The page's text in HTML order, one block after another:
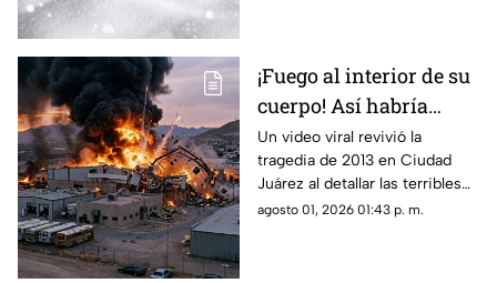
¡Fuego al interior de su
cuerpo! Así habría
muerto una de las
víctimas de la
explosión de una
maquiladora en Ciudad
Un video viral revivió la
tragedia de 2013 en Ciudad
Juárez al detallar las terribles
quemaduras internas que
agosto 01, 2026 01:43 p. m.